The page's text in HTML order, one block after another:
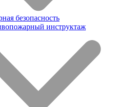
безопасность
инструктаж